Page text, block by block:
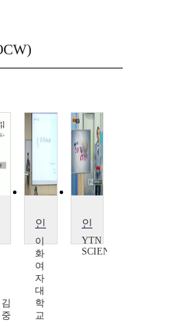
장수사회의 인생설계
김
중
이
화
여
자
대
학
교
YTN
SCIENCE